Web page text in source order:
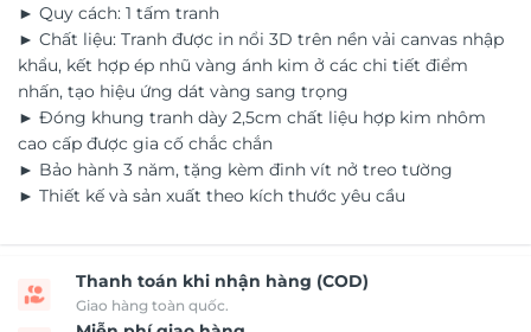
► Quy cách: 1 tấm tranh
► Chất liệu: Tranh được in nổi 3D trên nền vải canvas nhập
khẩu, kết hợp ép nhũ vàng ánh kim ở các chi tiết điểm
nhấn, tạo hiệu ứng dát vàng sang trọng
► Đóng khung tranh dày 2,5cm chất liệu hợp kim nhôm
cao cấp được gia cố chắc chắn
► Bảo hành 3 năm, tặng kèm đinh vít nở treo tường
► Thiết kế và sản xuất theo kích thước yêu cầu
Thanh toán khi nhận hàng (COD)
Giao hàng toàn quốc.